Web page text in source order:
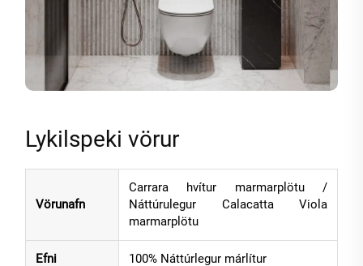
Lykilspeki vörur
Vörunafn
Carrara hvítur marmarplötu /
Náttúrulegur Calacatta Viola
marmarplötu
Efni 100% Náttúrlegur márlítur